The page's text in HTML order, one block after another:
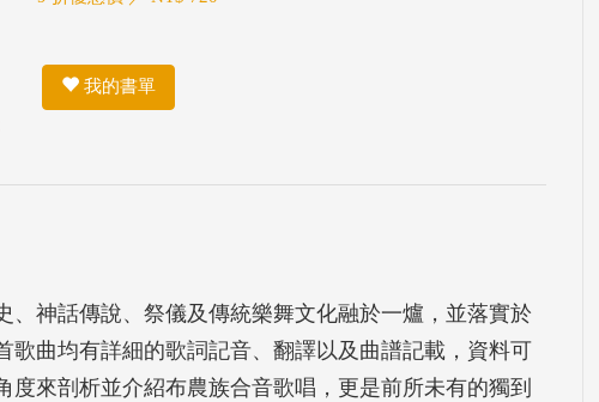
我的書單
、神話傳說、祭儀及傳統樂舞文化融於一爐，並落實於
歌曲均有詳細的歌詞記音、翻譯以及曲譜記載，資料可
來剖析並介紹布農族合音歌唱，更是前所未有的獨到